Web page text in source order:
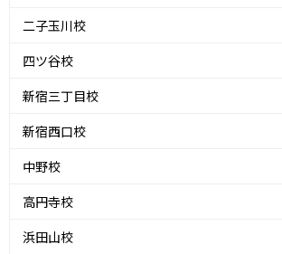
二子玉川校
四ツ谷校
新宿三丁目校
新宿西口校
中野校
高円寺校
浜田山校